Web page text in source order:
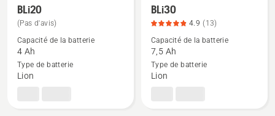
Voir
plus
de
détails
sur
BLi20
BLi20
(Pas d'avis)
Capacité de la batterie
4 Ah
Type de batterie
Lion
Voir
plus
de
détails
sur
BLi30,
BLi30
4.9 (13)
Capacité de la batterie
7,5 Ah
Type de batterie
Lion